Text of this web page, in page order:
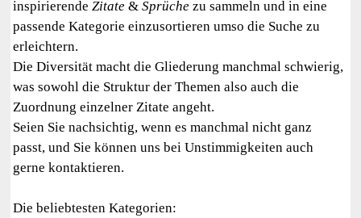
inspirierendeZitate &Sprüche zu sammeln und in eine
passende Kategorie einzusortieren umso die Suche zu
erleichtern.
Die Diversität macht die Gliederung manchmal schwierig,
was sowohl die Struktur der Themen also auch die
Zuordnung einzelner Zitate angeht.
Seien Sie nachsichtig, wenn es manchmal nicht ganz
passt, und Sie können uns bei Unstimmigkeiten auch
gerne kontaktieren.
Die beliebtesten Kategorien: